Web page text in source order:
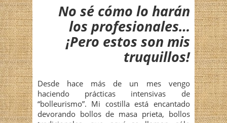
No sé cómo lo harán
los profesionales…
¡Pero estos son mis
truquillos!
Desde hace más de un mes vengo
haciendo prácticas intensivas de
“bolleurismo”. Mi costilla está encantado
devorando bollos de masa prieta, bollos